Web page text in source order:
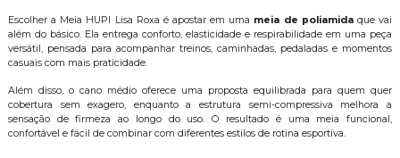
Escolher a Meia HUPI Lisa Roxa é apostar em uma meia de poliamidaque vai
além do básico. Ela entrega conforto, elasticidade e respirabilidade em uma peça
versátil, pensada para acompanhar treinos, caminhadas, pedaladas e momentos
casuais com mais praticidade.
Além disso, o cano médio oferece uma proposta equilibrada para quem quer
cobertura sem exagero, enquanto a estrutura semi-compressiva melhora a
sensação de firmeza ao longo do uso. O resultado é uma meia funcional,
confortável e fácil de combinar com diferentes estilos de rotina esportiva.